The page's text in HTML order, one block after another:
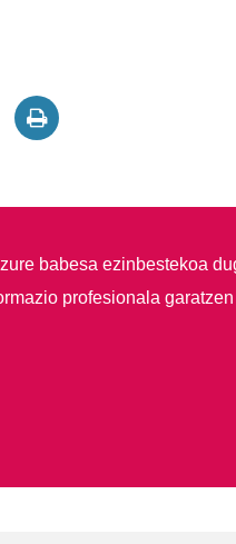
babesa ezinbestekoa
profesionala garatzen